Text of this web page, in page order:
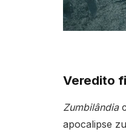
Veredito
Zumbilândia
apocalipse